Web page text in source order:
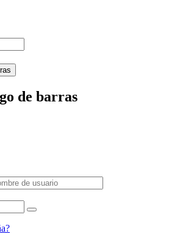
de barras